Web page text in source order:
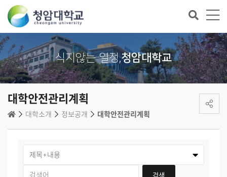
식지않는 열정,청암대학교
대학안전관리계획
대학소개 정보공개 대학안전관리계획